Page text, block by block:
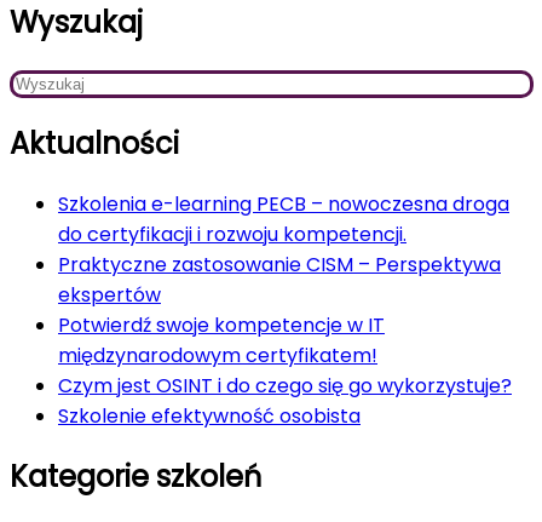
Wyszukaj
Aktualności
Szkolenia e-learning PECB – nowoczesna droga
do certyfikacji i rozwoju kompetencji.
Praktyczne zastosowanie CISM – Perspektywa
ekspertów
Potwierdź swoje kompetencje w IT
międzynarodowym certyfikatem!
Czym jest OSINT i do czego się go wykorzystuje?
Szkolenie efektywność osobista
Kategorie szkoleń